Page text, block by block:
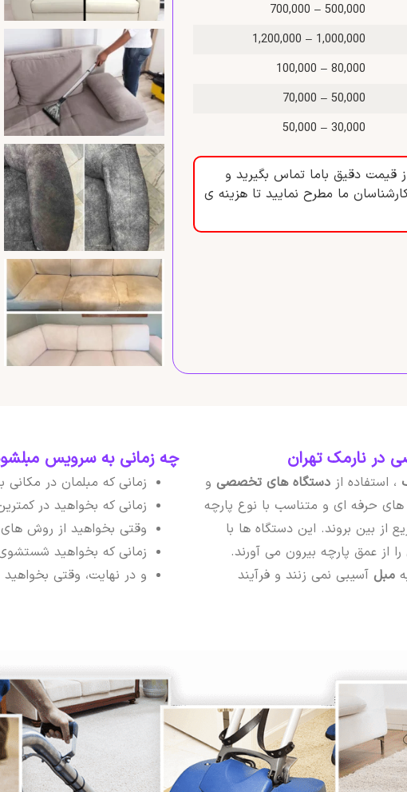
500,000 – 700,000
1,000,000 – 1,200,000
80,000 – 100,000
50,000 – 70,000
30,000 – 50,000
قیمت دقیق باما تماس بگیرید و
ما مطرح نمایید تا هزینه ی
نارمک تهران
، استفاده از دستگاه های تخصصی و
های حرفه ای و متناسب با نوع پارچه
از بین بروند. این دستگاه ها با
از عمق پارچه بیرون می آورند.
مبل آسیبی نمی زنند و فرآیند
چه زمانی به سرویس
زمانی که مبلمان در
زمانی که بخواهید در
وقتی بخواهید از روش
زمانی که بخواهید
و در نهایت، وقتی بخواهید